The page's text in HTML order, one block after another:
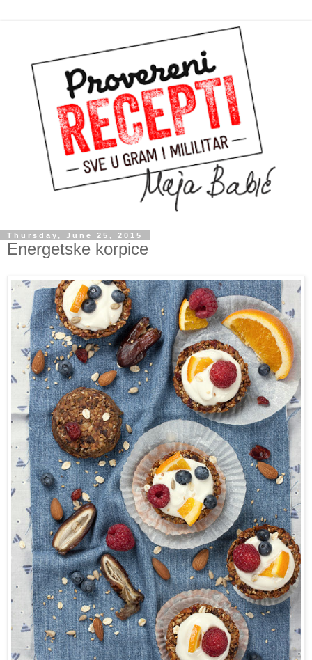
Thursday, June 25, 2015
Energetske korpice